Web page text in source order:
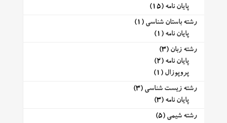
پایان نامه (15)
رشته باستان شناسی (1)
پایان نامه (1)
رشته زبان (3)
پایان نامه (2)
پروپوزال (1)
رشته زیست شناسی (3)
پایان نامه (3)
رشته شیمی (5)